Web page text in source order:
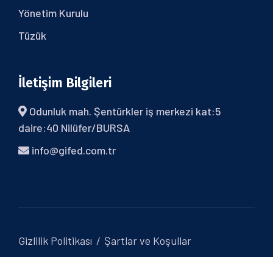
Yönetim Kurulu
Tüzük
İletişim Bilgileri
Odunluk mah. Şentürkler iş merkezi kat:5
daire:40 Nilüfer/BURSA
info@gifed.com.tr
Gizlilik Politikası Şartlar ve Koşullar